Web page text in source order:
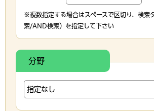
※複数指定する場合はスペースで区切り、検索
索/AND検索）を指定して下さい
分野